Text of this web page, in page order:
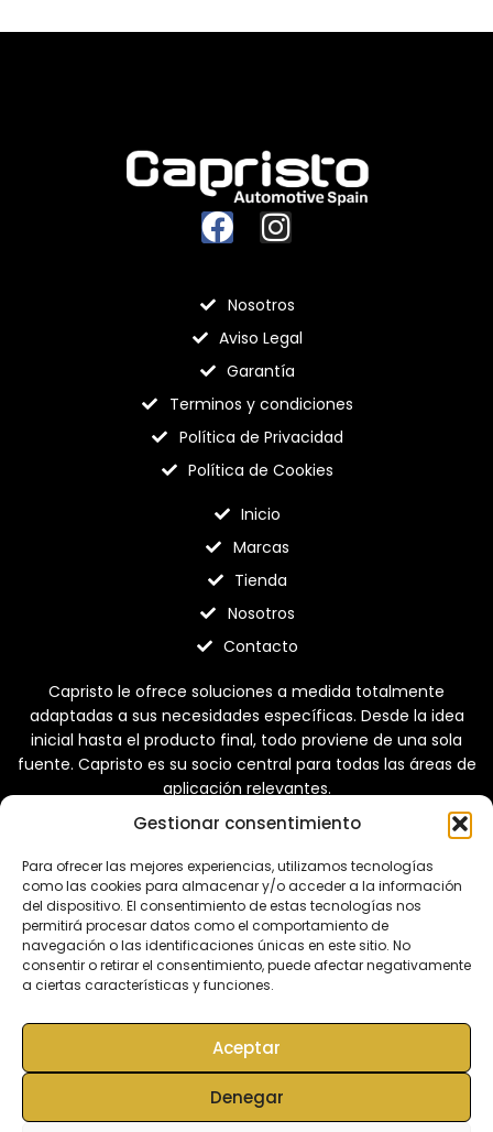
Gestionar consentimiento
Para ofrecer las mejores experiencias, utilizamos tecnologías
como las cookies para almacenar y/o acceder a la información
del dispositivo. El consentimiento de estas tecnologías nos
permitirá procesar datos como el comportamiento de
navegación o las identificaciones únicas en este sitio. No
consentir o retirar el consentimiento, puede afectar negativamente
a ciertas características y funciones.
Aceptar
Denegar
Nosotros
Aviso Legal
Garantía
Terminos y condiciones
Política de Privacidad
Política de Cookies
Inicio
Marcas
Tienda
Nosotros
Contacto
Capristo le ofrece soluciones a medida totalmente
adaptadas a sus necesidades específicas. Desde la idea
inicial hasta el producto final, todo proviene de una sola
fuente. Capristo es su socio central para todas las áreas de
aplicación relevantes.
Desde la idea inicial hasta el producto final, todo proviene de
un mismo proveedor.
MRP PERFORMANCE DESIGN SL © All rights
reserved. | Web diseñada pormiempresa.online